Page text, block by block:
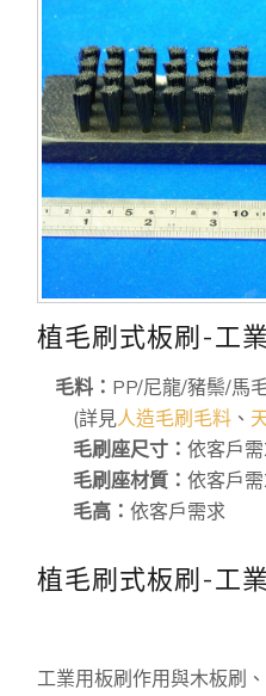
植毛刷式板刷-工
毛料： PP/尼龍/豬鬃/馬
(詳見人造毛刷毛料 、
毛刷座尺寸：依客戶
毛刷座材質：依客戶
毛高：依客戶需求
植毛刷式板刷-工
工業用板刷作用與木板刷、